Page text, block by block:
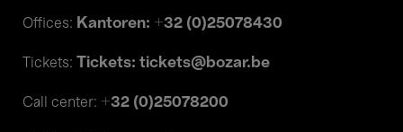
Offices: Kantoren: +32 (0)25078430
Tickets: Tickets: tickets@bozar.be
Call center: +32 (0)25078200